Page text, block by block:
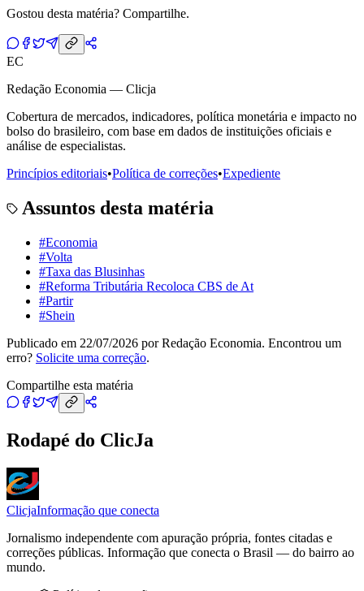
Gostou desta matéria? Compartilhe.
EC
Redação Economia — Clicja
Cobertura de mercados, indicadores, política monetária e impacto no
bolso do brasileiro, com base em dados de instituições oficiais e
análise de especialistas.
Princípios editoriais•Política de correções•Expediente
Assuntos desta matéria
#Economia
#Volta
#Taxa das Blusinhas
#Reforma Tributária Recoloca CBS de At
#Partir
#Shein
Publicado em 22/07/2026 por Redação Economia. Encontrou um
erro? Solicite uma correção.
Compartilhe esta matéria
Rodapé do ClicJa
ClicjaInformação que conecta
Jornalismo independente com apuração própria, fontes citadas e
correções públicas. Informação que conecta o Brasil — do bairro ao
mundo.